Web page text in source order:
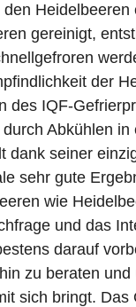
Heidelbeeren
gereinigt,
der
des IQF-
Abkühlen
dank seiner
sehr gute
wie
und das
darauf
zu beraten
sich bringt. Das